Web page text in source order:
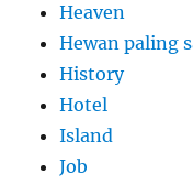
Heaven
Hewan paling
History
Hotel
Island
Job